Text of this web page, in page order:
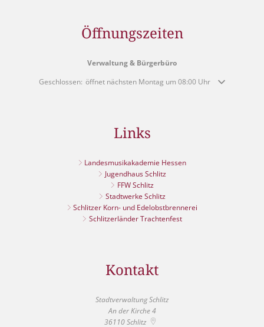
Öffnungszeiten
Verwaltung & Bürgerbüro
Klicken, um weitere Öffnungs- oder Schließzeiten auszublenden
Geschlossen: öffnet nächsten Montag um 08:00 Uhr
Links
Landesmusikakademie Hessen
Jugendhaus Schlitz
FFW Schlitz
Stadtwerke Schlitz
Schlitzer Korn- und Edelobstbrennerei
Schlitzerländer Trachtenfest
Kontakt
Stadtverwaltung Schlitz
An der Kirche 4
36110 Schlitz